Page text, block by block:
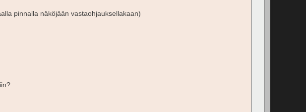
pinnalla näköjään vastaohjauksellakaan)